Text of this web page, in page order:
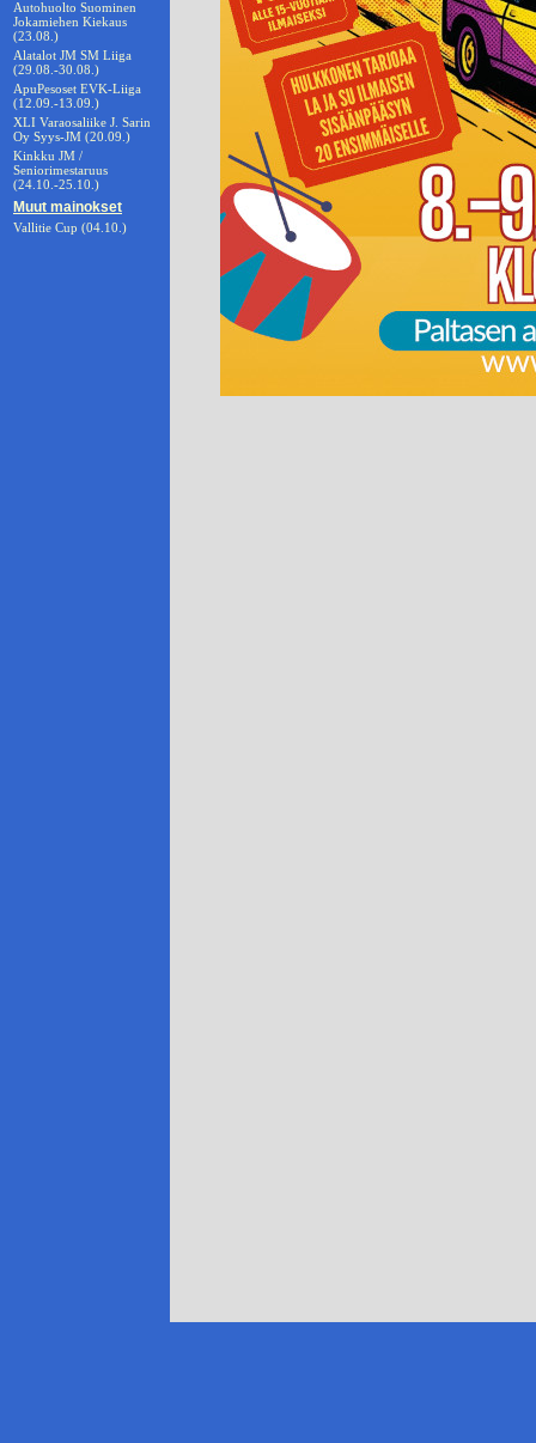
Autohuolto Suominen
Jokamiehen Kiekaus
(23.08.)
Alatalot JM SM Liiga
(29.08.-30.08.)
ApuPesoset EVK-Liiga
(12.09.-13.09.)
XLI Varaosaliike J. Sarin
Oy Syys-JM (20.09.)
Kinkku JM /
Seniorimestaruus
(24.10.-25.10.)
Muut mainokset
Vallitie Cup (04.10.)